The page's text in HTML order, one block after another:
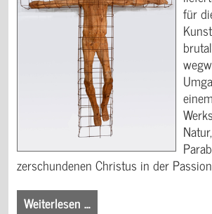
für
zerschundenen Christus in der
Weiterlesen …